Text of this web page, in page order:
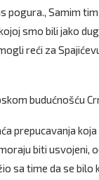
pogura., Samim
smo bili jako
reći za
budućnošću
prepucavanja
biti usvojeni,
sa time da se